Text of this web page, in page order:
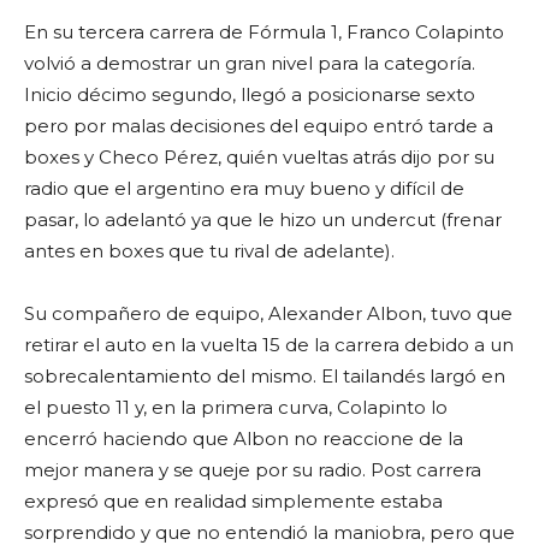
En su tercera carrera de Fórmula 1, Franco Colapinto
volvió a demostrar un gran nivel para la categoría.
Inicio décimo segundo, llegó a posicionarse sexto
pero por malas decisiones del equipo entró tarde a
boxes y Checo Pérez, quién vueltas atrás dijo por su
radio que el argentino era muy bueno y difícil de
pasar, lo adelantó ya que le hizo un undercut (frenar
antes en boxes que tu rival de adelante).
Su compañero de equipo, Alexander Albon, tuvo que
retirar el auto en la vuelta 15 de la carrera debido a un
sobrecalentamiento del mismo. El tailandés largó en
el puesto 11 y, en la primera curva, Colapinto lo
encerró haciendo que Albon no reaccione de la
mejor manera y se queje por su radio. Post carrera
expresó que en realidad simplemente estaba
sorprendido y que no entendió la maniobra, pero que